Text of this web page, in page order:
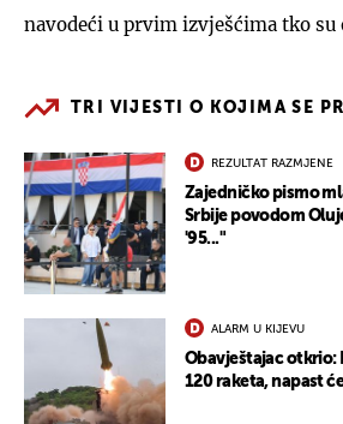
navodeći u prvim izvješćima tko su
TRI VIJESTI O KOJIMA SE
REZULTAT RAZMJENE
Zajedničko pismo
Srbije povodom
'95..."
ALARM U KIJEVU
Obavještajac otkrio:
120 raketa, napast